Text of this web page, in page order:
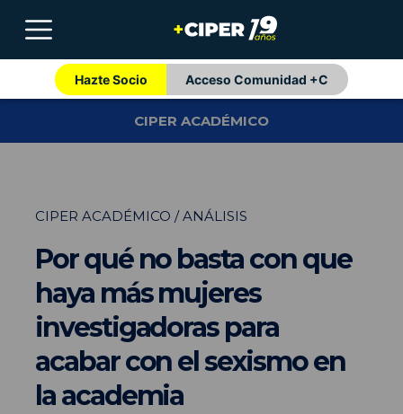
Hazte Socio Acceso Comunidad +C
CIPER ACADÉMICO
CIPER ACADÉMICO / ANÁLISIS
Por qué no basta con que
haya más mujeres
investigadoras para
acabar con el sexismo en
la academia